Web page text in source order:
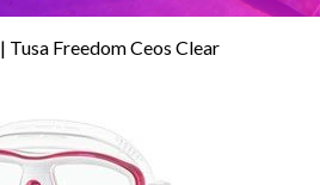
| Tusa Freedom Ceos Clear